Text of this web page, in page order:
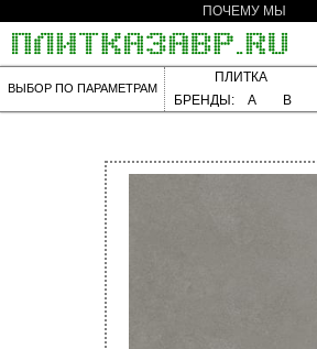
ПОЧЕМУ МЫ
ВЫБОР ПО ПАРАМЕТРАМ
ПЛИТКА
БРЕНДЫ:
A B